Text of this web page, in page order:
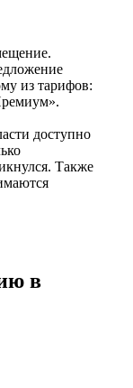
из тарифов:
доступно
Также
в